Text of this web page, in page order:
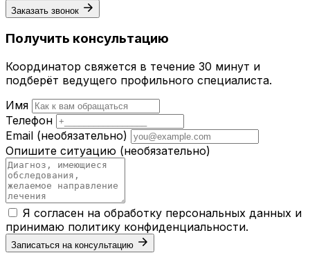
Заказать звонок
Получить консультацию
Координатор свяжется в течение 30 минут и
подберёт ведущего профильного специалиста.
Имя
Телефон
Email (необязательно)
Опишите ситуацию (необязательно)
Я согласен на обработку персональных данных и
принимаю политику конфиденциальности.
Записаться на консультацию